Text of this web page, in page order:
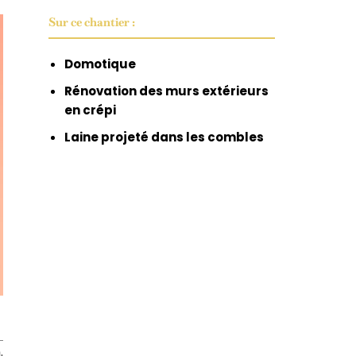
Sur ce chantier :
Domotique
Rénovation des murs extérieurs
en crépi
Laine projeté dans les combles